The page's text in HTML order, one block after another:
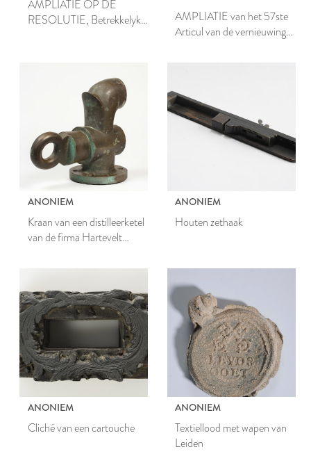
AMPLIATIE OP DE
RESOLUTIE, Betrekkelyk
onder de Baayhalle
AMPLIATIE van het 57ste
Articul van de vernieuwinge
Stuk van de Draperye en
Reedinge der Lakenen,
Carfayen, Stametten, &c.
ANONIEM
Kraan van een distilleerketel
van de firma Hartevelt
Kroon)
ANONIEM
Houten zethaak
ANONIEM
Cliché van een cartouche
ANONIEM
Textiellood met wapen van
Leiden